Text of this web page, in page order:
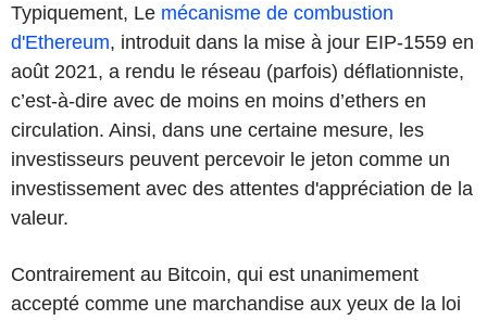
Typiquement, Le mécanisme de combustion
d'Ethereum, introduit dans la mise à jour EIP-1559 en
août 2021, a rendu le réseau (parfois) déflationniste,
c’est-à-dire avec de moins en moins d’ethers en
circulation. Ainsi, dans une certaine mesure, les
investisseurs peuvent percevoir le jeton comme un
investissement avec des attentes d'appréciation de la
valeur.
Contrairement au Bitcoin, qui est unanimement
accepté comme une marchandise aux yeux de la loi